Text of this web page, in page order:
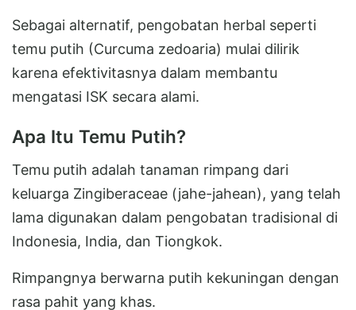
Sebagai alternatif, pengobatan herbal seperti
temu putih (Curcuma zedoaria) mulai dilirik
karena efektivitasnya dalam membantu
mengatasi ISK secara alami.
Apa Itu Temu Putih?
Temu putih adalah tanaman rimpang dari
keluarga Zingiberaceae (jahe-jahean), yang telah
lama digunakan dalam pengobatan tradisional di
Indonesia, India, dan Tiongkok.
Rimpangnya berwarna putih kekuningan dengan
rasa pahit yang khas.